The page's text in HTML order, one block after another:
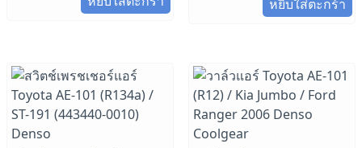
หยิบใส่ตะกร้า